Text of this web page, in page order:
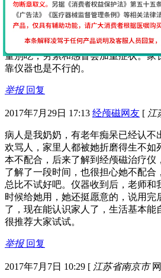
我给我家大儿子用经颅磁刺激仪15
果真的很好，作为父母在饮食上要
激的不能吃，巧克力、可乐不能喝
意给孩子喝了，吃过亏了，膨化食
量别吃，劳累和感冒会加重症状。家
靠仪器也是不行的。
举报 回复
2017年7月29日 17:13 经颅磁网友 [ 江
病人是我奶奶，有老年痴呆已经认不
欢骂人，家里人都被她折磨得生不如
本不配合，后来了解到经颅磁治疗仪
了解了一段时间，也很担心她不配合
总比不试好吧。仪器收到后，老师和
时候给她用，她还挺愿意的，说用完
了，现在能认识家人了，生活基本能
很推荐大家试试。
举报 回复
2017年7月7日 10:29 [ 江苏省南京市